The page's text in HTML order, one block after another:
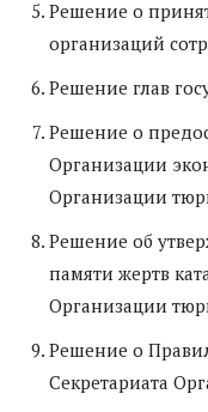
Решение о
организаций
Решение глав
Решение о
Организации
Организации
Решение об
памяти жертв
Организации
Решение о
Секретариата